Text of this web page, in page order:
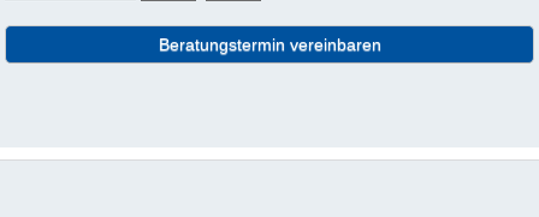
Beratungstermin vereinbaren